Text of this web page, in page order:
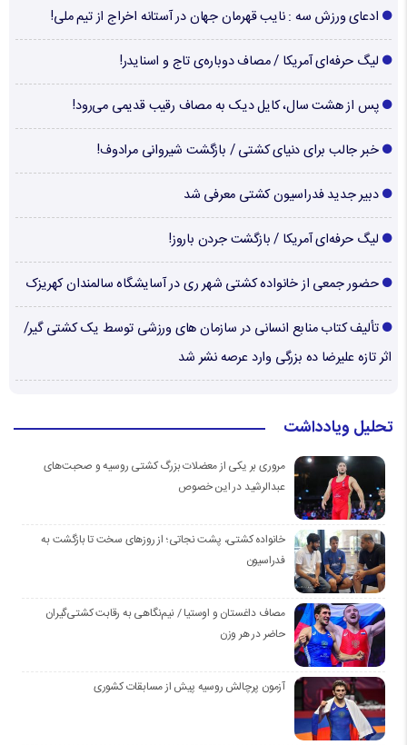
ادعای ورزش سه : نایب قهرمان جهان در آستانه اخراج از تیم ملی!
لیگ حرفه‌ای آمریکا / مصاف دوباره‌ی تاج و اسنایدر!
پس از هشت سال، کایل دیک به مصاف رقیب قدیمی می‌رود!
خبر جالب برای دنیای کشتی / بازگشت شیروانی مرادوف!
دبیر جدید فدراسیون کشتی معرفی شد
لیگ حرفه‌ای آمریکا / بازگشت جردن باروز!
حضور جمعی از خانواده کشتی شهر ری در آسایشگاه سالمندان کهریزک
تألیف کتاب منابع انسانی در سازمان های ورزشی توسط یک کشتی گیر/
اثر تازه علیرضا ده بزرگی وارد عرصه نشر شد
تحلیل ویادداشت
مروری بر یکی از معضلات بزرگ کشتی روسیه و صحبت‌های
عبدالرشید در این خصوص
خانواده کشتی، پشت نجاتی؛ از روزهای سخت تا بازگشت به
فدراسیون
مصاف داغستان و اوستیا / نیم‌نگاهی به رقابت کشتی‌گیران
حاضر در هر وزن
آزمون پرچالش روسیه پیش از مسابقات کشوری